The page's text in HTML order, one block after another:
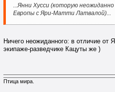
...Янни Хусси (которую
Европы с Яри-Матти Латвалой)...
Ничего неожиданного: в отличие
экипаже-разведчике Кацуты же )
Птица мира.